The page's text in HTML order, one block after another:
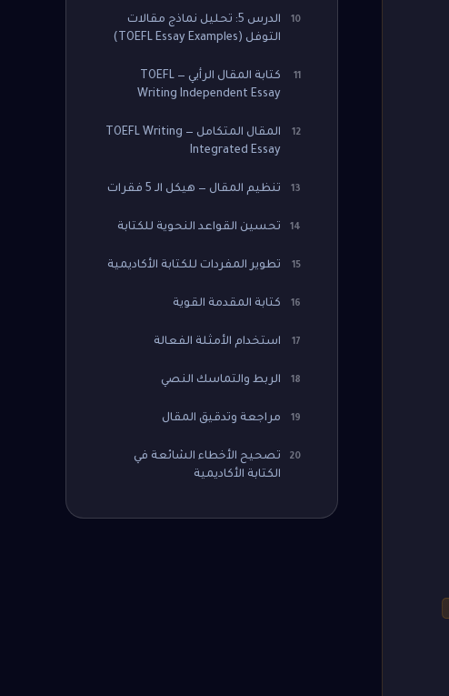
10
الدرس 5: تحليل نماذج مقالات
التوفل (TOEFL Essay Examples)
11
كتابة المقال الرأيي — TOEFL
Writing Independent Essay
12
المقال المتكامل — TOEFL Writing
Integrated Essay
13 تنظيم المقال — هيكل الـ 5 فقرات
14 تحسين القواعد النحوية للكتابة
15 تطوير المفردات للكتابة الأكاديمية
16 كتابة المقدمة القوية
17 استخدام الأمثلة الفعالة
18 الربط والتماسك النصي
19 مراجعة وتدقيق المقال
20
تصحيح الأخطاء الشائعة في
الكتابة الأكاديمية